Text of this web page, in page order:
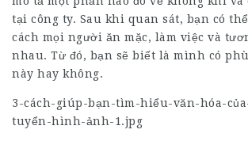
tại công ty. Sau khi quan sát, bạn có
cách mọi người ăn mặc, làm việc và
nhau. Từ đó, bạn sẽ biết là mình có
này hay không.
3-cách-giúp-bạn-tìm-hiểu-văn-hóa-
tuyển-hình-ảnh-1.jpg